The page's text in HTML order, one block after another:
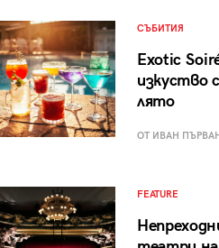
СЪБИТИЯ
Exotic
изкуство
лято
ОТ ИВАН
FEATURE